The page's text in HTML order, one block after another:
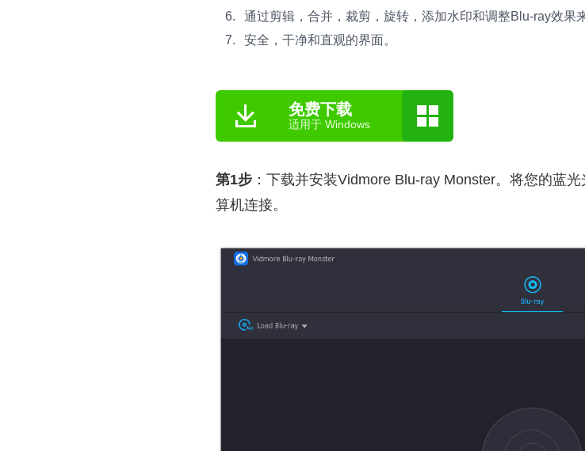
通过剪辑，合并，裁剪，旋转，添加水印和调整Blu-ray效果
安全，干净和直观的界面。
免费下载
适用于 Windows
第1步 ：下载并安装Vidmore Blu-ray Monster。将您的蓝
算机连接。